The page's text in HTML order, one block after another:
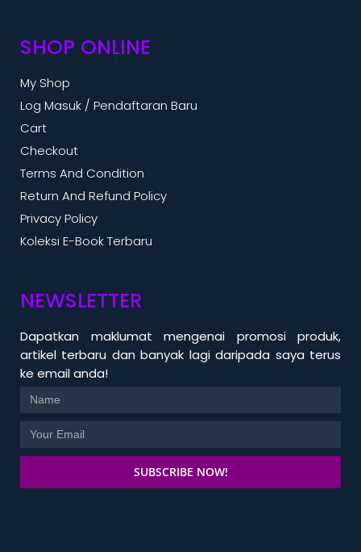
SHOP ONLINE
My Shop
Log Masuk / Pendaftaran Baru
Cart
Checkout
Terms And Condition
Return And Refund Policy
Privacy Policy
Koleksi E-Book Terbaru
NEWSLETTER
Dapatkan maklumat mengenai promosi produk,
artikel terbaru dan banyak lagi daripada saya terus
ke email anda!
SUBSCRIBE NOW!